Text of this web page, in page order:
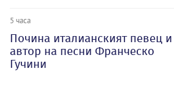
5 часа
Почина италианският певец и
автор на песни Франческо
Гучини